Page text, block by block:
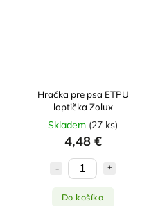
Hračka pre psa ETPU
loptička Zolux
Skladem (27 ks)
4,48 €
Do košíka